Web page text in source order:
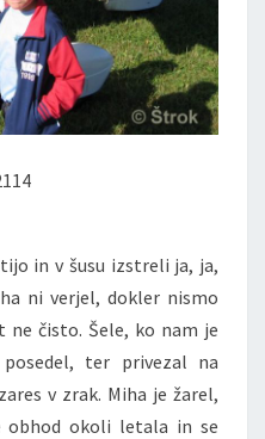
in v šusu izstreli ja, ja,
ni verjel, dokler nismo
čisto. Šele, ko nam je
ter privezal na
v zrak. Miha je žarel,
obhod okoli letala in se